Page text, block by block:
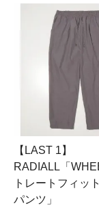
【LAST 1】
RADIALL「
トレートフィッ
パンツ」